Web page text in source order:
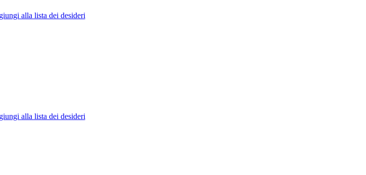
alla lista dei desideri
alla lista dei desideri